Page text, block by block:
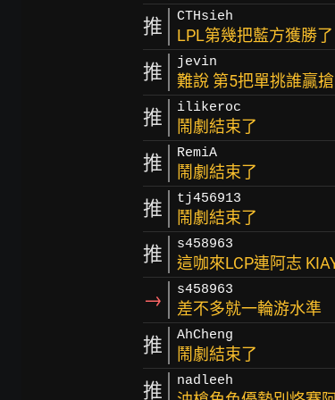
推 CTHsieh
LPL第幾把藍方獲勝
推 jevin
難說 第5把單挑誰贏
推 ilikeroc
鬧劇結束了
推 RemiA
鬧劇結束了
推 tj456913
鬧劇結束了
推 s458963
這咖來LCP連阿志
→ s458963
差不多就一輪游水準
推 AhCheng
鬧劇結束了
推 nadleeh